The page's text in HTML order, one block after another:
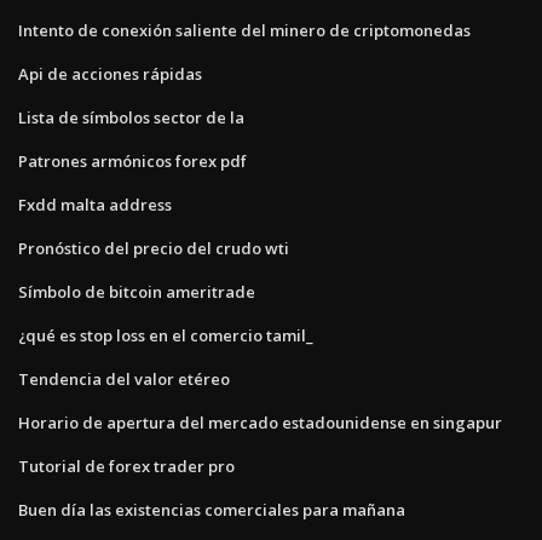
Intento de conexión saliente del minero de criptomonedas
Api de acciones rápidas
Lista de símbolos sector de la
Patrones armónicos forex pdf
Fxdd malta address
Pronóstico del precio del crudo wti
Símbolo de bitcoin ameritrade
¿qué es stop loss en el comercio tamil_
Tendencia del valor etéreo
Horario de apertura del mercado estadounidense en singapur
Tutorial de forex trader pro
Buen día las existencias comerciales para mañana